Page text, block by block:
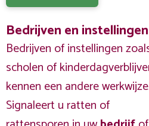
Bedrijven en instellingen
Bedrijven of instellingen
scholen of
kennen een andere
Signaleert u ratten of